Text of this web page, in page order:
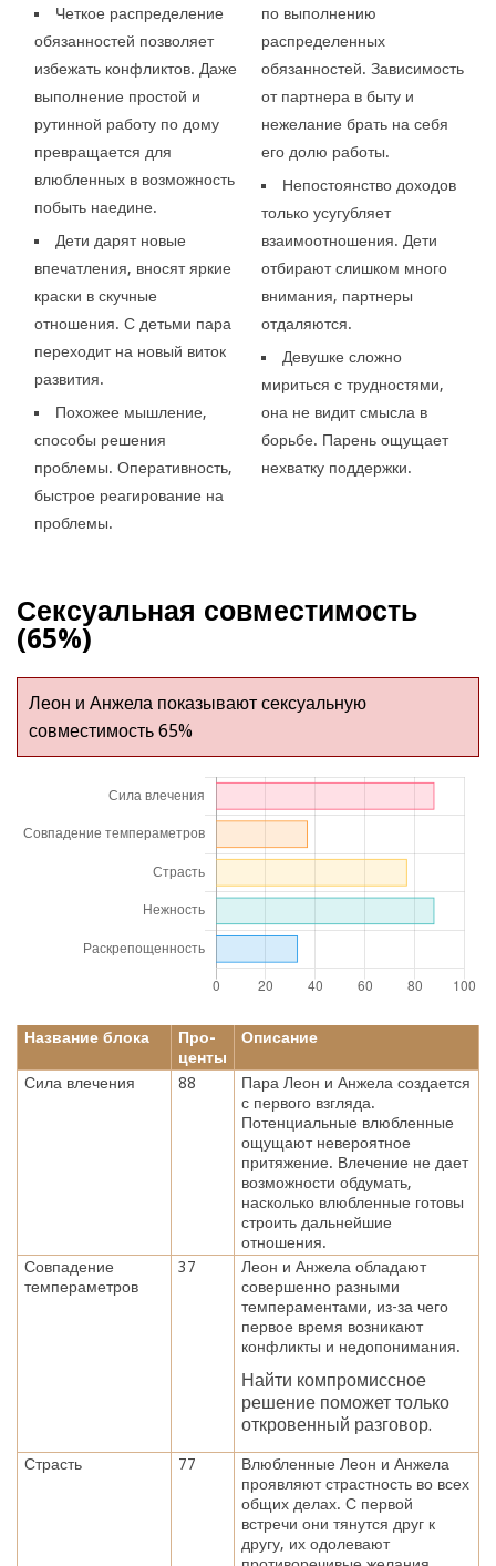
Четкое распределение
обязанностей позволяет
избежать конфликтов. Даже
выполнение простой и
рутинной работу по дому
превращается для
влюбленных в возможность
побыть наедине.
Дети дарят новые
впечатления, вносят яркие
краски в скучные
отношения. С детьми пара
переходит на новый виток
развития.
Похожее мышление,
способы решения
проблемы. Оперативность,
быстрое реагирование на
проблемы.
по выполнению
распределенных
обязанностей. Зависимость
от партнера в быту и
нежелание брать на себя
его долю работы.
Непостоянство доходов
только усугубляет
взаимоотношения. Дети
отбирают слишком много
внимания, партнеры
отдаляются.
Девушке сложно
мириться с трудностями,
она не видит смысла в
борьбе. Парень ощущает
нехватку поддержки.
Сексуальная совместимость
(65%)
Леон и Анжела показывают сексуальную
совместимость 65%
Название блока
Про-
центы
Описание
Сила влечения 88
Пара Леон и Анжела создается
с первого взгляда.
Потенциальные влюбленные
ощущают невероятное
притяжение. Влечение не дает
возможности обдумать,
насколько влюбленные готовы
строить дальнейшие
отношения.
Совпадение
темпераметров
37
Леон и Анжела обладают
совершенно разными
темпераментами, из-за чего
первое время возникают
конфликты и недопонимания.
Найти компромиссное
решение поможет только
откровенный разговор.
Страсть 77
Влюбленные Леон и Анжела
проявляют страстность во всех
общих делах. С первой
встречи они тянутся друг к
другу, их одолевают